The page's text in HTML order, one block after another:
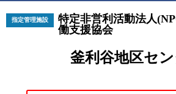
特定非営利活動法人
働支援協会
指定管理施設
釜利谷地区セ